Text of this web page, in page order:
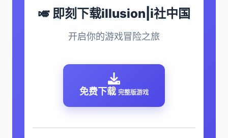
🎺 即刻下载illusion|i社中国
开启你的游戏冒险之旅
免费下载 完整版游戏